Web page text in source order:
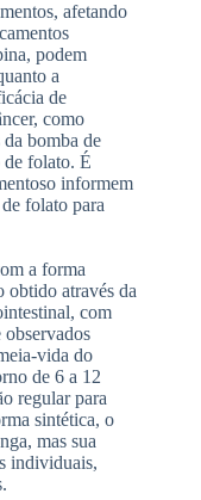
afetando
podem
a
de
como
bomba de
de folato. É
informem
folato para
a forma
obtido através da
com
observados
vida do
de 6 a 12
regular para
sintética, o
mas sua
individuais,